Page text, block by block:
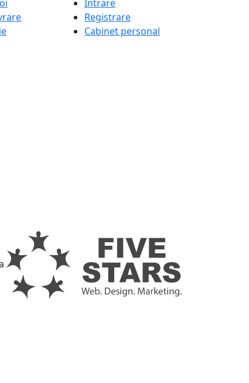
Intrare
Registrare
Cabinet personal